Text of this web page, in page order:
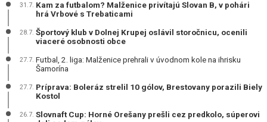
31.7. Kam za futbalom? Malženice privítajú Slovan B, v pohári
hrá Vrbové s Trebaticami
28.7. Športový klub v Dolnej Krupej oslávil storočnicu, ocenili
viaceré osobnosti obce
27.7. Futbal, 2. liga: Malženice prehrali v úvodnom kole na ihrisku
Šamorína
27.7. Príprava: Boleráz strelil 10 gólov, Brestovany porazili Biely
Kostol
26.7. Slovnaft Cup: Horné Orešany prešli cez predkolo, súperovi